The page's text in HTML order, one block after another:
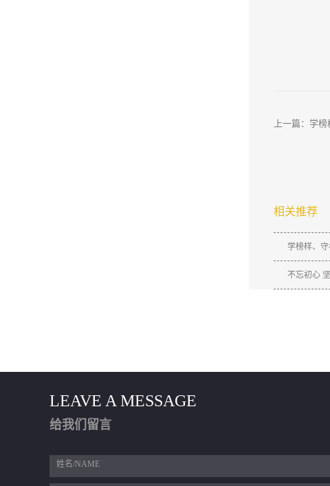
上一篇： 学榜
相关推荐
学榜样、
不忘初心
LEAVE A MESSAGE
给我们留言
姓名/NAME